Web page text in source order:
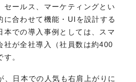
セールス、マーケティングとい
に合わせて機能・UIを設計する
本での導入事例としては、スマ
社が全社導入（社員数は約400
。
、日本での人気も右肩上がりに